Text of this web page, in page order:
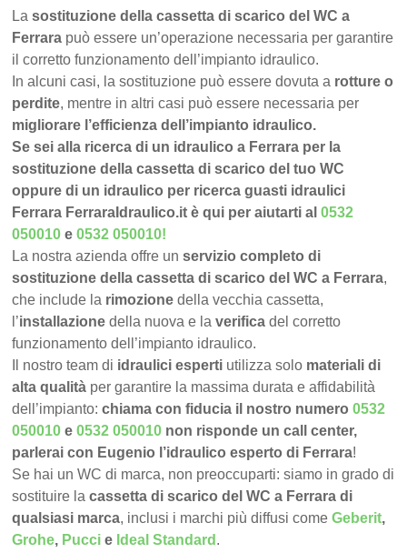
Lasostituzione della cassetta di scarico del WC a
Ferrara può essere un’operazione necessaria per garantire
il corretto funzionamento dell’impianto idraulico.
In alcuni casi, la sostituzione può essere dovuta a rotture o
perdite, mentre in altri casi può essere necessaria per
migliorare l’efficienza dell’impianto idraulico.
Se sei alla ricerca di un idraulico a Ferrara per la
sostituzione della cassetta di scarico del tuo WC
oppure di un idraulico per ricerca guasti idraulici
Ferrara FerraraIdraulico.it è qui per aiutarti al0532
050010 e0532 050010!
La nostra azienda offre unservizio completo di
sostituzione della cassetta di scarico del WC a Ferrara,
che include la rimozione della vecchia cassetta,
l’installazione della nuova e laverifica del corretto
funzionamento dell’impianto idraulico.
Il nostro team di idraulici esperti utilizza solo materiali di
alta qualità per garantire la massima durata e affidabilità
dell’impianto:chiama con fiducia il nostro numero0532
050010 e0532 050010 non risponde un call center,
parlerai con Eugenio l’idraulico esperto di Ferrara!
Se hai un WC di marca, non preoccuparti: siamo in grado di
sostituire lacassetta di scarico del WC a Ferrara di
qualsiasi marca, inclusi i marchi più diffusi comeGeberit,
Grohe, Pucci e Ideal Standard .